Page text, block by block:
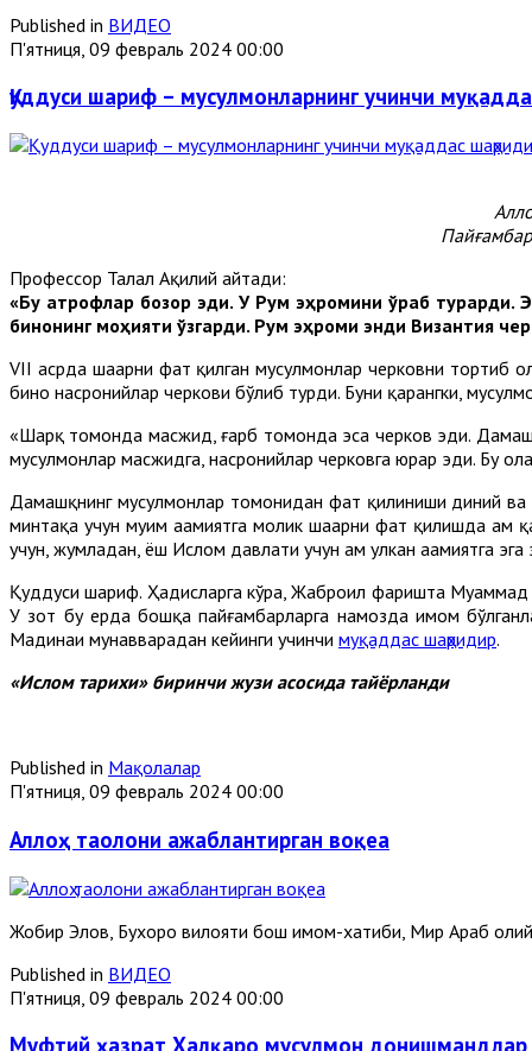
Published in ВИДЕО
П'ятниця, 09 февраль 2024 00:00
Қуддуси шариф – мусулмонларнинг учинчи
Профессор Талал Ақилий айтади:
«Бу атрофлар бозор эди. У Рум эҳромини ўраб турарди.
бинонинг моҳияти ўзгарди. Рум эҳроми энди Византия
VII асрда шаҳарни фатҳ қилган мусулмонлар черковни
бино насронийлар черкови бўлиб турди. Буни қарангки,
«Шарқ томонда масжид, ғарб томонда эса черков эди. Дамашқ
мусулмонлар масжидга, насронийлар черковга юрар эди. Бу
Дамашқнинг мусулмонлар томонидан фатҳ қилиниши диний ва
минтақа учун муҳим аҳамиятга молик шаҳарни фатҳ қилишда
учун, жумладан, ёш Ислом давлати учун ҳам улкан аҳамиятга эга
Қуддуси шариф. Ҳадисларга кўра, Жаброил фаришта Муҳаммад
У зот бу ерда бошқа пайғамбарларга намозда имом
Мадинаи мунавварадан кейинги учинчи муқаддас шаҳридир.
«Ислом тарихи» биринчи жузи асосида тайёрланди
Published in Мақолалар
П'ятниця, 09 февраль 2024 00:00
Аллоҳ таолони ажаблантирган воқеа
Жобир Элов, Бухоро вилояти бош имом-хатиби, Мир Араб
Published in ВИДЕО
П'ятниця, 09 февраль 2024 00:00